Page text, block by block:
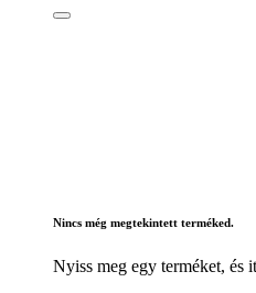
Nincs még megtekintett terméked.
Nyiss meg egy terméket, és